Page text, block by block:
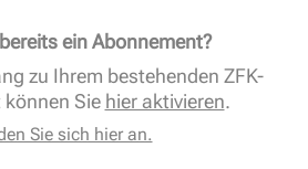
ein Abonnement?
zu Ihrem bestehenden ZFK-
Sie hier aktivieren.
Sie sich hier an.